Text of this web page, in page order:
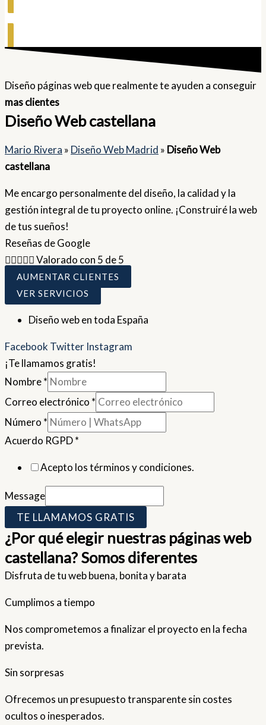
Diseño páginas web que realmente te ayuden a conseguir
mas clientes
Diseño Web castellana
Mario Rivera » Diseño Web Madrid » Diseño Web
castellana
Me encargo personalmente del diseño, la calidad y la
gestión integral de tu proyecto online. ¡Construiré la web
de tus sueños!
Reseñas de Google
Valorado con 5 de 5
AUMENTAR CLIENTES
VER SERVICIOS
Diseño web en toda España
Facebook Twitter Instagram
¡Te llamamos gratis!
Nombre*
Correo electrónico *
Número *
Acuerdo RGPD*
Acepto los términos y condiciones.
Message
TE LLAMAMOS GRATIS
¿Por qué elegir nuestras páginas web
castellana? Somos diferentes
Disfruta de tu web buena, bonita y barata
Cumplimos a tiempo
Nos comprometemos a finalizar el proyecto en la fecha
prevista.
Sin sorpresas
Ofrecemos un presupuesto transparente sin costes
ocultos o inesperados.